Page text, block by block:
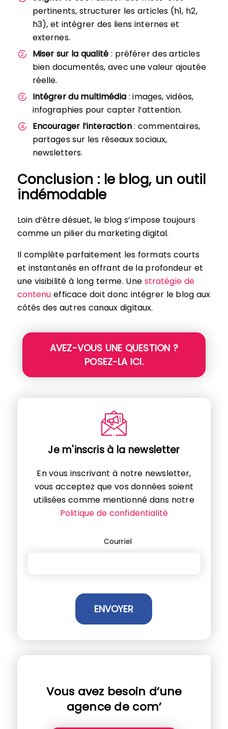
pertinents, structurer les articles (h1, h2,
h3), et intégrer des liens internes et
externes.
Miser sur la qualité : préférer des articles
bien documentés, avec une valeur ajoutée
réelle.
Intégrer du multimédia: images, vidéos,
infographies pour capter l’attention.
Encourager l’interaction: commentaires,
partages sur les réseaux sociaux,
newsletters.
Conclusion : le blog, un outil
indémodable
Loin d’être désuet, le blog s’impose toujours
comme un pilier du marketing digital.
Il complète parfaitement les formats courts
et instantanés en offrant de la profondeur et
une visibilité à long terme. Une stratégie de
contenu efficace doit donc intégrer le blog aux
côtés des autres canaux digitaux.
AVEZ-VOUS UNE QUESTION ?
POSEZ-LA ICI.
Je m'inscris à la newsletter
En vous inscrivant à notre newsletter,
vous acceptez que vos données soient
utilisées comme mentionné dans notre
Politique de confidentialité
Courriel
Vous avez besoin d’une
agence de com’